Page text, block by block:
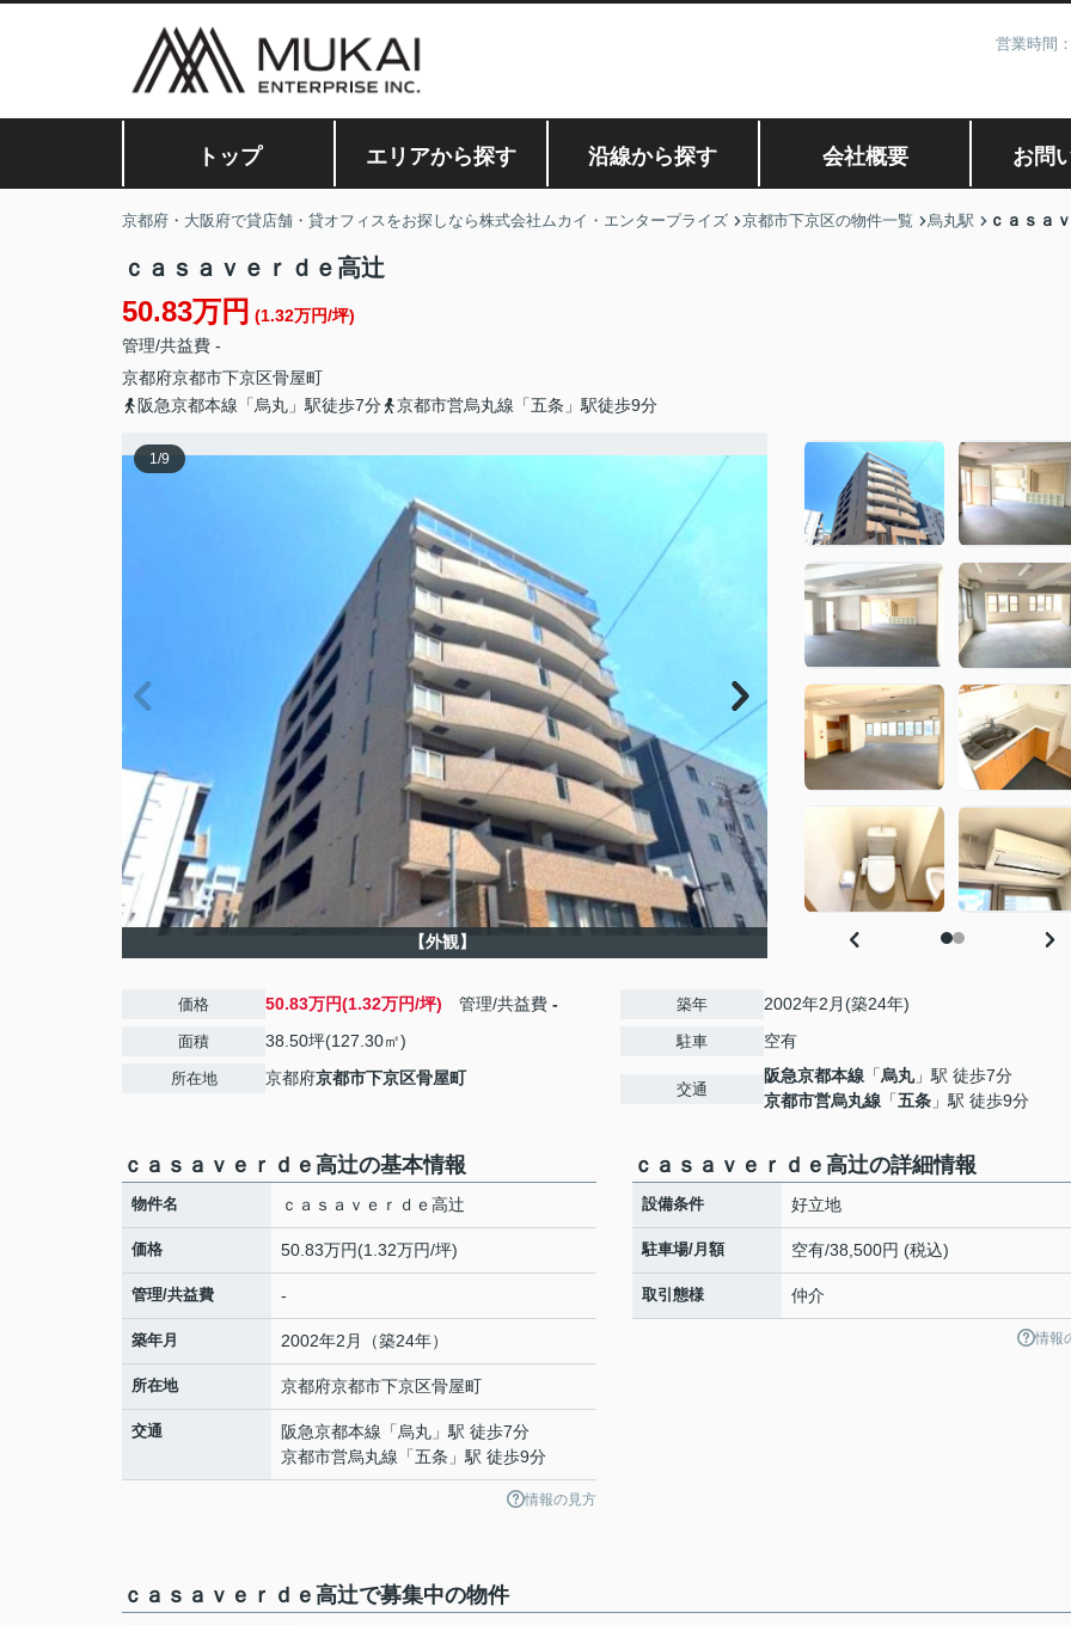
営業時間
トップ エリアから探す 沿線から探す 会社概要 お問
京都府・大阪府で貸店舗・貸オフィスをお探しなら株式会社ムカイ・エンタープライズ 京都市下京区の物件一覧 烏丸駅 ｃａｓａ
ｃａｓａｖｅｒｄｅ高辻
50.83万円 (1.32万円/坪)
管理/共益費 -
京都府京都市下京区骨屋町
阪急京都本線「烏丸」駅徒歩7分
京都市営烏丸線「五条」駅徒歩9分
1/9
【外観】
価格 50.83万円(1.32万円/坪) 管理/共益費 -
面積 38.50坪(127.30㎡)
所在地 京都府京都市下京区骨屋町
築年 2002年2月(築24年)
駐車 空有
交通
阪急京都本線 「烏丸」駅 徒歩7分
京都市営烏丸線 「五条 」駅 徒歩9分
ｃａｓａｖｅｒｄｅ高辻の基本情報
物件名 ｃａｓａｖｅｒｄｅ高辻
価格 50.83万円(1.32万円/坪)
管理/共益費 -
築年月 2002年2月（築24年）
所在地 京都府京都市下京区骨屋町
交通 阪急京都本線 「烏丸 」駅 徒歩7分
京都市営烏丸線 「五条 」駅 徒歩9分
情報の見方
ｃａｓａｖｅｒｄｅ高辻の詳細情報
設備条件 好立地
駐車場/月額 空有/38,500円 (税込)
取引態様 仲介
情報
ｃａｓａｖｅｒｄｅ高辻で募集中の物件